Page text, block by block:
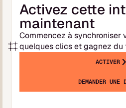
Activez cette
maintenant
Commencez à synchroniser
quelques clics et gagnez du
ACTIVER
DEMANDER UNE